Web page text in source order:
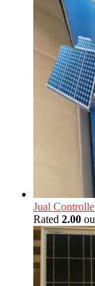
Jual
Rated 2.00